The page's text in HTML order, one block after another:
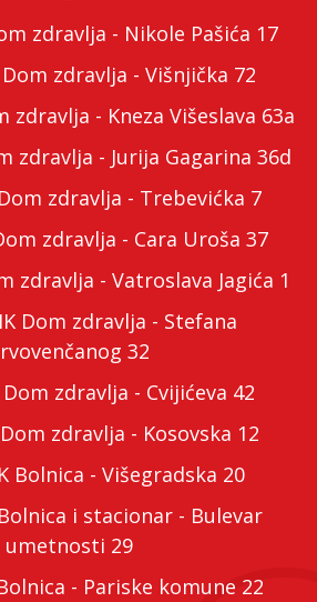
zdravlja - Nikole Pašića 17
Dom zdravlja - Višnjička 72
zdravlja - Kneza Višeslava 63a
zdravlja - Jurija Gagarina 36d
zdravlja - Trebevićka 7
zdravlja - Cara Uroša 37
zdravlja - Vatroslava Jagića 1
Dom zdravlja - Stefana
32
Dom zdravlja - Cvijićeva 42
Dom zdravlja - Kosovska 12
Bolnica - Višegradska 20
Bolnica i stacionar - Bulevar
umetnosti 29
- Pariske komune 22